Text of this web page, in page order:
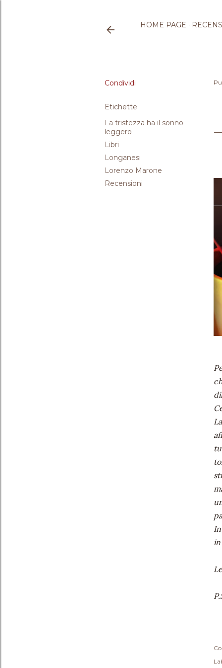
HOME PAGE
Condividi
Etichette
La tristezza ha il sonno
leggero
Libri
Longanesi
Lorenzo Marone
Recensioni
in